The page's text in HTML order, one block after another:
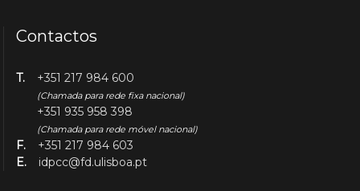
Contactos
T. +351 217 984 600
(Chamada para rede fixa nacional)
+351 935 958 398
(Chamada para rede móvel nacional)
F.
+351 217 984 603
E.
idpcc@fd.ulisboa.pt